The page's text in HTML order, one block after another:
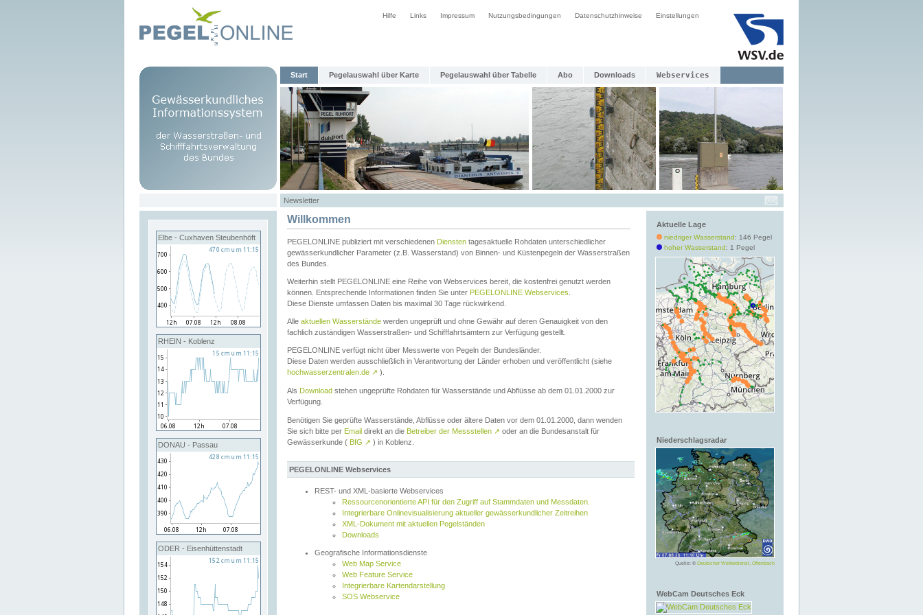
Hilfe Links Impressum Nutzungsbedingungen Datenschutzhinweise Einstellungen
Start Pegelauswahl über Karte Pegelauswahl über Tabelle Abo Downloads Webservices
Newsletter
Elbe - Cuxhaven Steubenhöft
RHEIN - Koblenz
DONAU - Passau
ODER - Eisenhüttenstadt
Aktuelle Lage
niedriger Wasserstand: 146 Pegel
hoher Wasserstand: 1 Pegel
Niederschlagsradar
Quelle: © Deutscher Wetterdienst, Offenbach
WebCam Deutsches Eck
Willkommen
PEGELONLINE publiziert mit verschiedenen Diensten tagesaktuelle Rohdaten unterschiedlicher
gewässerkundlicher Parameter (z.B. Wasserstand) von Binnen- und Küstenpegeln der Wasserstraßen
des Bundes.
Weiterhin stellt PEGELONLINE eine Reihe von Webservices bereit, die kostenfrei genutzt werden
können. Entsprechende Informationen finden Sie unter PEGELONLINE Webservices
Diese Dienste umfassen Daten bis maximal 30 Tage rückwirkend.
Alle aktuellen Wasserstände werden ungeprüft und ohne Gewähr auf deren Genauigkeit von den
fachlich zuständigen Wasserstraßen- und Schifffahrtsämtern zur Verfügung gestellt.
PEGELONLINE verfügt nicht über Messwerte von Pegeln der Bundesländer.
Diese Daten werden ausschließlich in Verantwortung der Länder erhoben und veröffentlicht (siehe
hochwasserzentralen.de ↗ ).
Als Download stehen ungeprüfte Rohdaten für Wasserstände und Abflüsse ab dem 01.01.2000 zur
Verfügung.
Benötigen Sie geprüfte Wasserstände, Abflüsse oder ältere Daten vor dem 01.01.2000, dann wenden
Sie sich bitte per Email direkt an die Betreiber der Messstellen ↗ oder an die Bundesanstalt für
Gewässerkunde ( BfG ↗ ) in Koblenz.
PEGELONLINE Webservices
REST- und XML-basierte Webservices
Ressourcenorientierte API für den Zugriff auf Stammdaten und Messdaten.
Integrierbare Onlinevisualisierung aktueller gewässerkundlicher Zeitreihen
XML-Dokument mit aktuellen Pegelständen
Downloads
Geografische Informationsdienste
Web Map Service
Web Feature Service
Integrierbare Kartendarstellung
SOS Webservice